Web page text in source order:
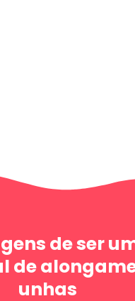
de ser
de
unhas